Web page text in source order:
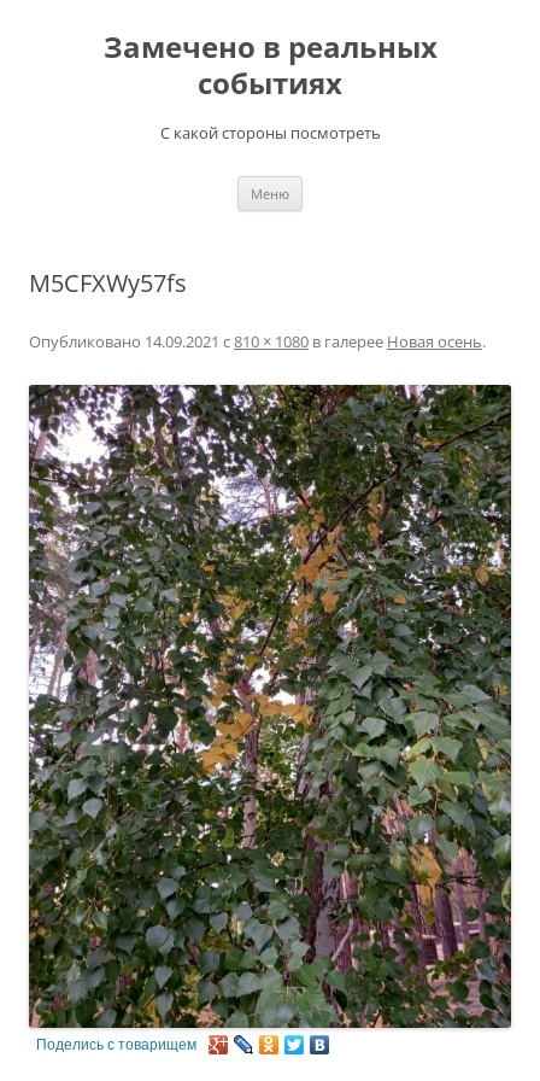
содержимомуЗамечено в реальных
событиях
С какой стороны посмотреть
Меню
M5CFXWy57fs
Опубликовано 14.09.2021 с810 × 1080 в галерее Новая осень.
Поделись с товарищем